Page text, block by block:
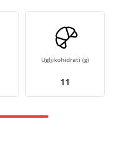
Ugljikohidrati (g)
11